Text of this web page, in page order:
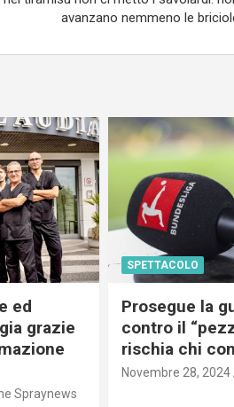
avanzano nemmeno le
ed
grazie
Spraynews
SPETTACOLO
Prosegue la
contro il
rischia chi
Novembre 28, 2024